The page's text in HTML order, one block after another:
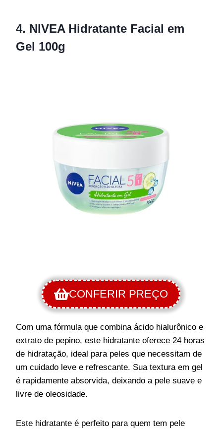
4. NIVEA Hidratante Facial em
Gel 100g
CONFERIR PREÇO
Com uma fórmula que combina ácido hialurônico e
extrato de pepino, este hidratante oferece 24 horas
de hidratação, ideal para peles que necessitam de
um cuidado leve e refrescante. Sua textura em gel
é rapidamente absorvida, deixando a pele suave e
livre de oleosidade.
Este hidratante é perfeito para quem tem pele